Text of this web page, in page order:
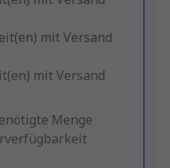
mit Versand
mit Versand
Menge